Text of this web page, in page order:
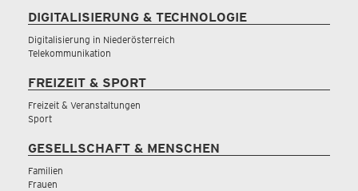
DIGITALISIERUNG & TECHNOLOGIE
Digitalisierung in Niederösterreich
Telekommunikation
FREIZEIT & SPORT
Freizeit & Veranstaltungen
Sport
GESELLSCHAFT & MENSCHEN
Familien
Frauen